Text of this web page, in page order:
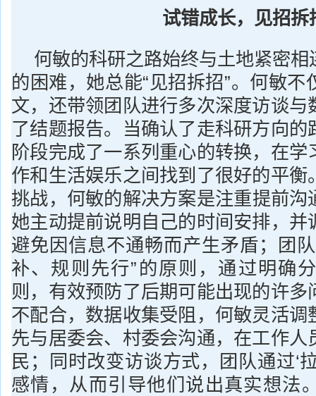
试错成长，见招拆
何敏的科研之路始终与土地紧密
的困难，她总能“见招拆招”。何敏不
文，还带领团队进行多次深度访谈与
了结题报告。当确认了走科研方向的
阶段完成了一系列重心的转换，在学
作和生活娱乐之间找到了很好的平衡
挑战，何敏的解决方案是注重提前
她主动提前说明自己的时间安排，并
避免因信息不通畅而产生矛盾；团
补、规则先行”的原则，通过明确
则，有效预防了后期可能出现的许多
不配合，数据收集受阻，何敏灵活调
先与居委会、村委会沟通，在工作人
民；同时改变访谈方式，团队通过‘
感情，从而引导他们说出真实想法